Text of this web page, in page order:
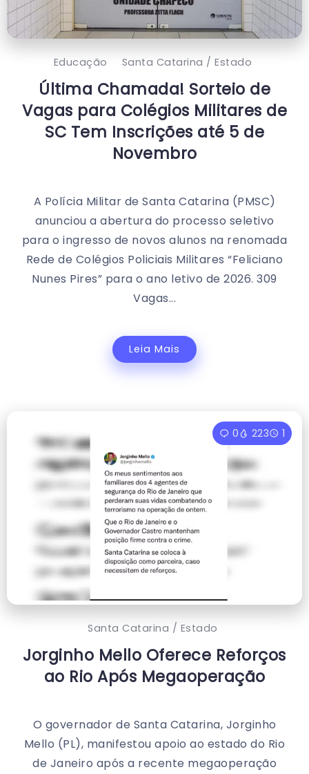
Educação Santa Catarina / Estado
Última Chamada! Sorteio de
Vagas para Colégios Militares de
SC Tem Inscrições até 5 de
Novembro
A Polícia Militar de Santa Catarina (PMSC)
anunciou a abertura do processo seletivo
para o ingresso de novos alunos na renomada
Rede de Colégios Policiais Militares “Feliciano
Nunes Pires” para o ano letivo de 2026. 309
Vagas...
Leia Mais
0 223 1
Santa Catarina / Estado
Jorginho Mello Oferece Reforços
ao Rio Após Megaoperação
O governador de Santa Catarina, Jorginho
Mello (PL), manifestou apoio ao estado do Rio
de Janeiro após a recente megaoperação